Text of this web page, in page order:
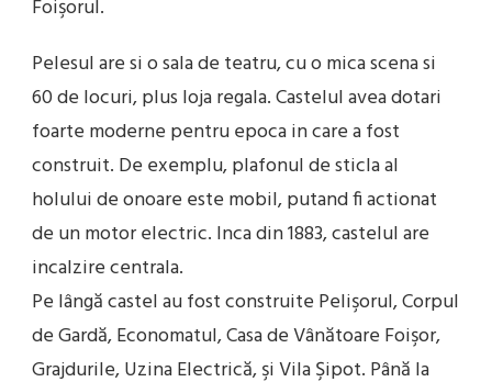
Foişorul.
Pelesul are si o sala de teatru, cu o mica scena si
60 de locuri, plus loja regala. Castelul avea dotari
foarte moderne pentru epoca in care a fost
construit. De exemplu, plafonul de sticla al
holului de onoare este mobil, putand fi actionat
de un motor electric. Inca din 1883, castelul are
incalzire centrala.
Pe lângă castel au fost construite Pelişorul, Corpul
de Gardă, Economatul, Casa de Vânătoare Foişor,
Grajdurile, Uzina Electrică, şi Vila Şipot. Până la